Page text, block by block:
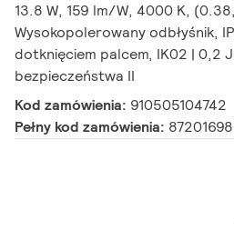
13.8 W, 159 lm/W, 4000 K,
Wysokopolerowany odbłyśnik,
dotknięciem palcem, IK02 | 0,2
bezpieczeństwa II
Kod zamówienia: 910505104742
Pełny kod zamówienia: